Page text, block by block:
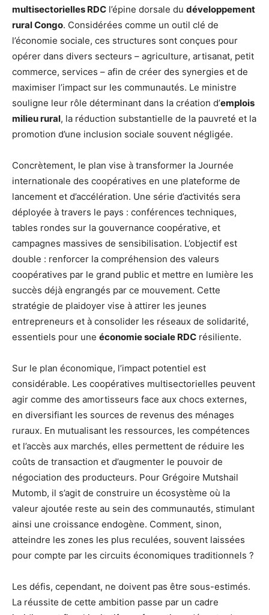
multisectorielles RDC l’épine dorsale du développement
rural Congo. Considérées comme un outil clé de
l’économie sociale, ces structures sont conçues pour
opérer dans divers secteurs – agriculture, artisanat, petit
commerce, services – afin de créer des synergies et de
maximiser l’impact sur les communautés. Le ministre
souligne leur rôle déterminant dans la création d’emplois
milieu rural, la réduction substantielle de la pauvreté et la
promotion d’une inclusion sociale souvent négligée.
Concrètement, le plan vise à transformer la Journée
internationale des coopératives en une plateforme de
lancement et d’accélération. Une série d’activités sera
déployée à travers le pays : conférences techniques,
tables rondes sur la gouvernance coopérative, et
campagnes massives de sensibilisation. L’objectif est
double : renforcer la compréhension des valeurs
coopératives par le grand public et mettre en lumière les
succès déjà engrangés par ce mouvement. Cette
stratégie de plaidoyer vise à attirer les jeunes
entrepreneurs et à consolider les réseaux de solidarité,
essentiels pour une économie sociale RDC résiliente.
Sur le plan économique, l’impact potentiel est
considérable. Les coopératives multisectorielles peuvent
agir comme des amortisseurs face aux chocs externes,
en diversifiant les sources de revenus des ménages
ruraux. En mutualisant les ressources, les compétences
et l’accès aux marchés, elles permettent de réduire les
coûts de transaction et d’augmenter le pouvoir de
négociation des producteurs. Pour Grégoire Mutshail
Mutomb, il s’agit de construire un écosystème où la
valeur ajoutée reste au sein des communautés, stimulant
ainsi une croissance endogène. Comment, sinon,
atteindre les zones les plus reculées, souvent laissées
pour compte par les circuits économiques traditionnels ?
Les défis, cependant, ne doivent pas être sous-estimés.
La réussite de cette ambition passe par un cadre